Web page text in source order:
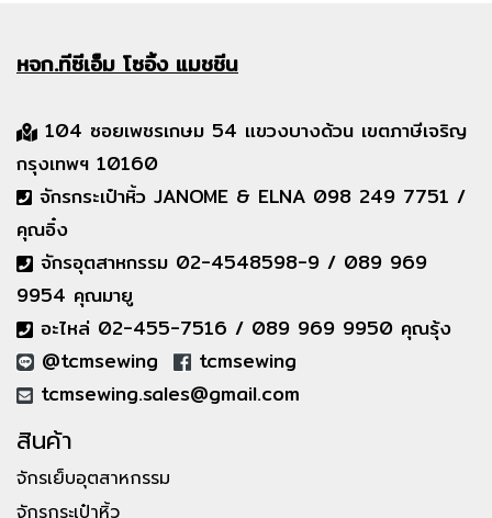
หจก.ทีซีเอ็มโซอิ้ง แมชชีน
104 ซอยเพชรเกษม 54 แขวงบางด้วน เขตภาษีเจริญ
กรุงเทพฯ 10160
จักรกระเป๋าหิ้ว JANOME & ELNA 098 249 7751 /
คุณอิ๋ง
จักรอุตสาหกรรม 02-4548598-9 / 089 969
9954 คุณมายู
อะไหล่ 02-455-7516 / 089 969 9950 คุณรุ้ง
@tcmsewing
tcmsewing
tcmsewing.sales@gmail.com
สินค้า
จักรเย็บอุตสาหกรรม
จักรกระเป๋าหิ้ว